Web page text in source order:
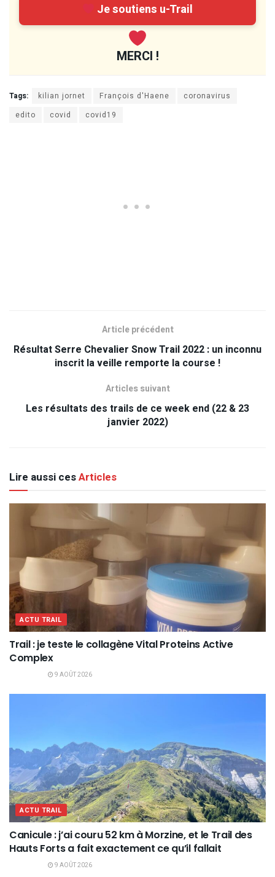
Je soutiens u-Trail
MERCI !
Tags: kilian jornet François d'Haene
coronavirus
edito
covid covid19
Article précédent
Résultat Serre Chevalier Snow Trail 2022 : un inconnu
inscrit la veille remporte la course !
Articles suivant
Les résultats des trails de ce week end (22 & 23
janvier 2022)
Lire aussi cesArticles
ACTU TRAIL
Trail : je teste le collagène Vital Proteins Active
Complex
9 AOÛT 2026
ACTU TRAIL
Canicule : j’ai couru 52 km à Morzine, et le Trail des
Hauts Forts a fait exactement ce qu’il fallait
9 AOÛT 2026